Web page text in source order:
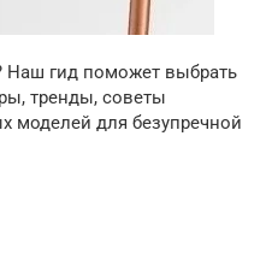
гид поможет выбрать
тренды, советы
моделей для безупречной